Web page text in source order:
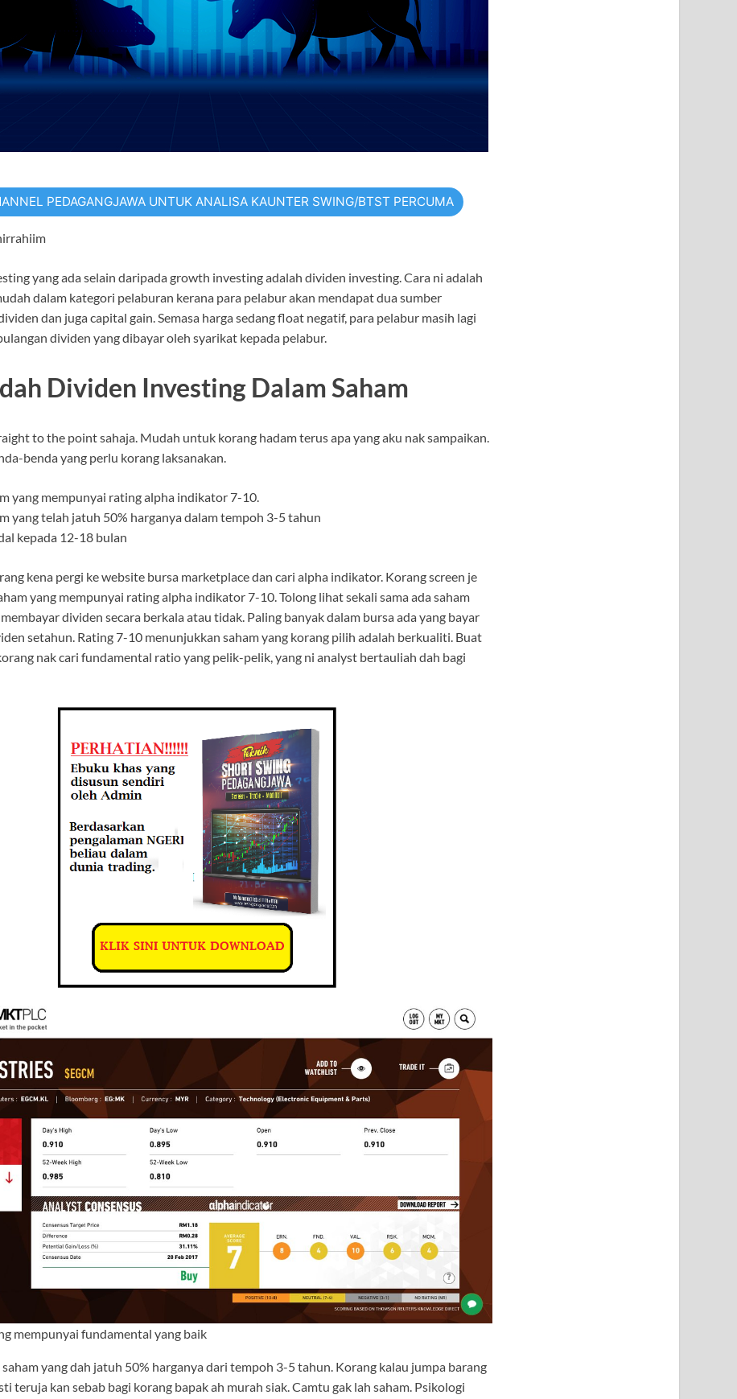
PEDAGANGJAWA UNTUK ANALISA KAUNTER SWING/BTST PERCUMA
yang ada selain daripada growth investing adalah dividen investing. Cara ni adalah
dalam kategori pelaburan kerana para pelabur akan mendapat dua sumber
dan juga capital gain. Semasa harga sedang float negatif, para pelabur masih lagi
dividen yang dibayar oleh syarikat kepada pelabur.
Dividen Investing Dalam Saham
to the point sahaja. Mudah untuk korang hadam terus apa yang aku nak sampaikan.
benda yang perlu korang laksanakan.
yang mempunyai rating alpha indikator 7-10.
yang telah jatuh 50% harganya dalam tempoh 3-5 tahun
kepada 12-18 bulan
kena pergi ke website bursa marketplace dan cari alpha indikator. Korang screen je
yang mempunyai rating alpha indikator 7-10. Tolong lihat sekali sama ada saham
dividen secara berkala atau tidak. Paling banyak dalam bursa ada yang bayar
setahun. Rating 7-10 menunjukkan saham yang korang pilih adalah berkualiti. Buat
nak cari fundamental ratio yang pelik-pelik, yang ni analyst bertauliah dah bagi
mempunyai fundamental yang baik
yang dah jatuh 50% harganya dari tempoh 3-5 tahun. Korang kalau jumpa barang
teruja kan sebab bagi korang bapak ah murah siak. Camtu gak lah saham. Psikologi